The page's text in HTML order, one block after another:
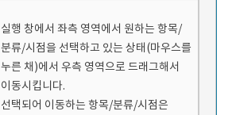
실행 창에서 좌측 영역에서 원하는 항목/
분류/시점을 선택하고 있는 상태(마우스를
누른 채)에서 우측 영역으로 드래그해서
이동시킵니다.
선택되어 이동하는 항목/분류/시점은